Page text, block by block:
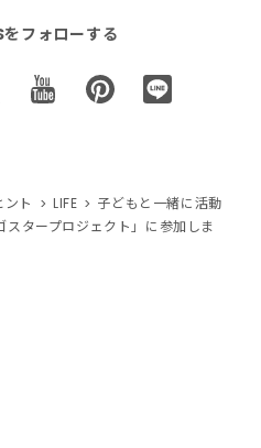
をフォローする
ト LIFE
子どもと一緒に活動
タープロジェクト」に参加しま